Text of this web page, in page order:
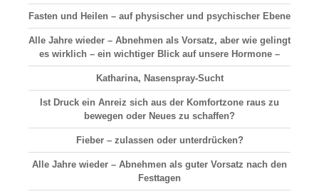
Fasten und Heilen – auf physischer und psychischer Ebene
Alle Jahre wieder – Abnehmen als Vorsatz, aber wie gelingt
es wirklich – ein wichtiger Blick auf unsere Hormone –
Katharina, Nasenspray-Sucht
Ist Druck ein Anreiz sich aus der Komfortzone raus zu
bewegen oder Neues zu schaffen?
Fieber – zulassen oder unterdrücken?
Alle Jahre wieder – Abnehmen als guter Vorsatz nach den
Festtagen